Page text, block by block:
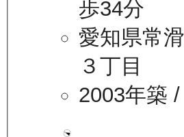
歩34分
愛知県常
３丁目
2003年築 /